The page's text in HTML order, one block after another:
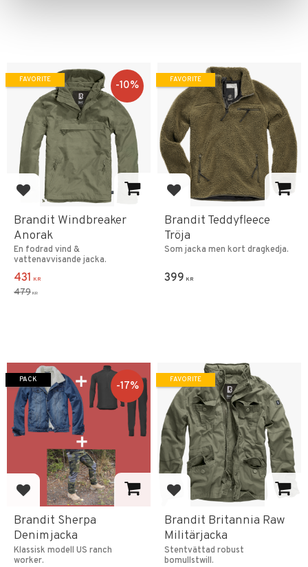
Add to favorites
Brandit Windbreaker
Anorak
En fodrad vind &
vattenavvisande jacka.
431 KR
479 KR
10%
FAVORITE
Add to favorites
Brandit Teddyfleece
Tröja
Som jacka men kort dragkedja.
399 KR
FAVORITE
Add to favorites
Brandit Sherpa
Denimjacka
Klassisk modell US ranch
worker.
17%
PACK
Add to favorites
Brandit Britannia Raw
Militärjacka
Stentvättad robust
bomullstwill.
FAVORITE